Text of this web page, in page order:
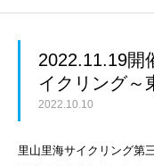
2022.11.19
イクリング～
2022.10.10
里山里海サイクリング第